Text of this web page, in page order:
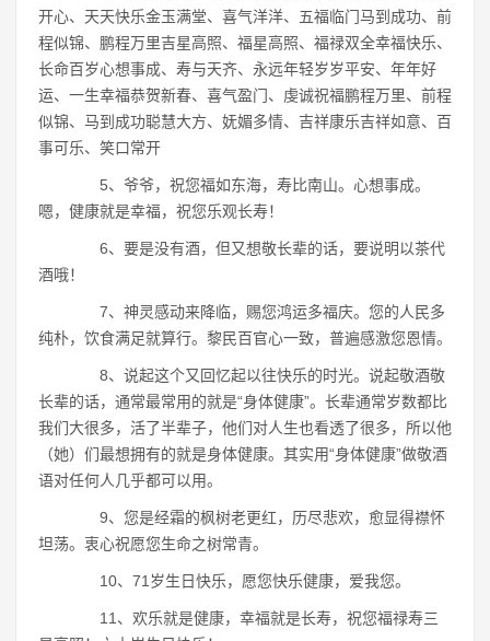
开心、天天快乐金玉满堂、喜气洋洋、五福临门马到成功、前
程似锦、鹏程万里吉星高照、福星高照、福禄双全幸福快乐、
长命百岁心想事成、寿与天齐、永远年轻岁岁平安、年年好
运、一生幸福恭贺新春、喜气盈门、虔诚祝福鹏程万里、前程
似锦、马到成功聪慧大方、妩媚多情、吉祥康乐吉祥如意、百
事可乐、笑口常开
5、爷爷，祝您福如东海，寿比南山。心想事成。
嗯，健康就是幸福，祝您乐观长寿！
6、要是没有酒，但又想敬长辈的话，要说明以茶代
酒哦！
7、神灵感动来降临，赐您鸿运多福庆。您的人民多
纯朴，饮食满足就算行。黎民百官心一致，普遍感激您恩情。
8、说起这个又回忆起以往快乐的时光。说起敬酒敬
长辈的话，通常最常用的就是“身体健康”。长辈通常岁数都比
我们大很多，活了半辈子，他们对人生也看透了很多，所以他
（她）们最想拥有的就是身体健康。其实用“身体健康”做敬酒
语对任何人几乎都可以用。
9、您是经霜的枫树老更红，历尽悲欢，愈显得襟怀
坦荡。衷心祝愿您生命之树常青。
10、71岁生日快乐，愿您快乐健康，爱我您。
11、欢乐就是健康，幸福就是长寿，祝您福禄寿三